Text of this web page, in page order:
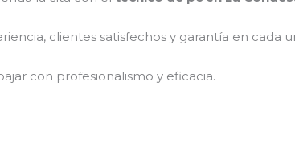
clientes satisfechos y garantía en cada
con profesionalismo y eficacia.